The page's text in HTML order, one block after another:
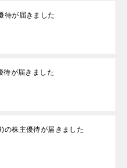
待が届きました
待が届きました
の株主優待が届きました